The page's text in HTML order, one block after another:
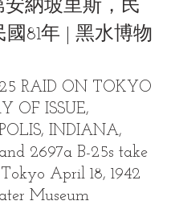
安納坡里斯，民
國81年 | 黑水博物
RAID ON TOKYO
OF ISSUE,
INDIANA,
2697a B-25s take
April 18, 1942
Museum